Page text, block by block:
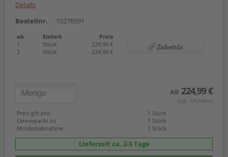
Details
Bestellnr.
10276591
ab Einheit
Preis
1
Stück
229,99 €
2
Stück 224,99 €
Zubehör
AB 224,99 €
(zzgl. 19% Mwst.)
Preis gilt pro
1 Stück
Umverpackt zu
1 Stück
Mindestabnahme
1 Stück
Lieferzeit ca. 2-5 Tage